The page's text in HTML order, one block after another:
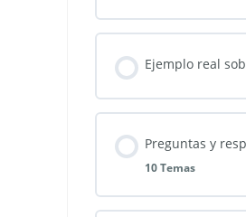
Ejemplo real
Preguntas y
10 Temas